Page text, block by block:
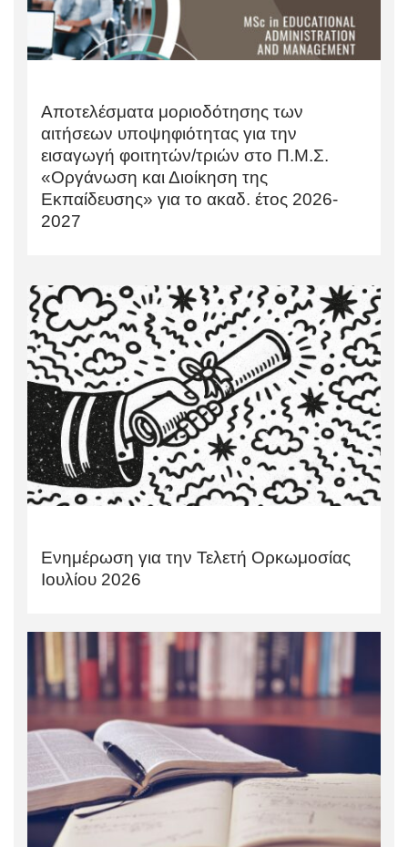
Αποτελέσματα μοριοδότησης των
αιτήσεων υποψηφιότητας για την
εισαγωγή φοιτητών/τριών στο Π.Μ.Σ.
«Οργάνωση και Διοίκηση της
Εκπαίδευσης» για το ακαδ. έτος 2026-
2027
Ενημέρωση για την Τελετή Ορκωμοσίας
Ιουλίου 2026